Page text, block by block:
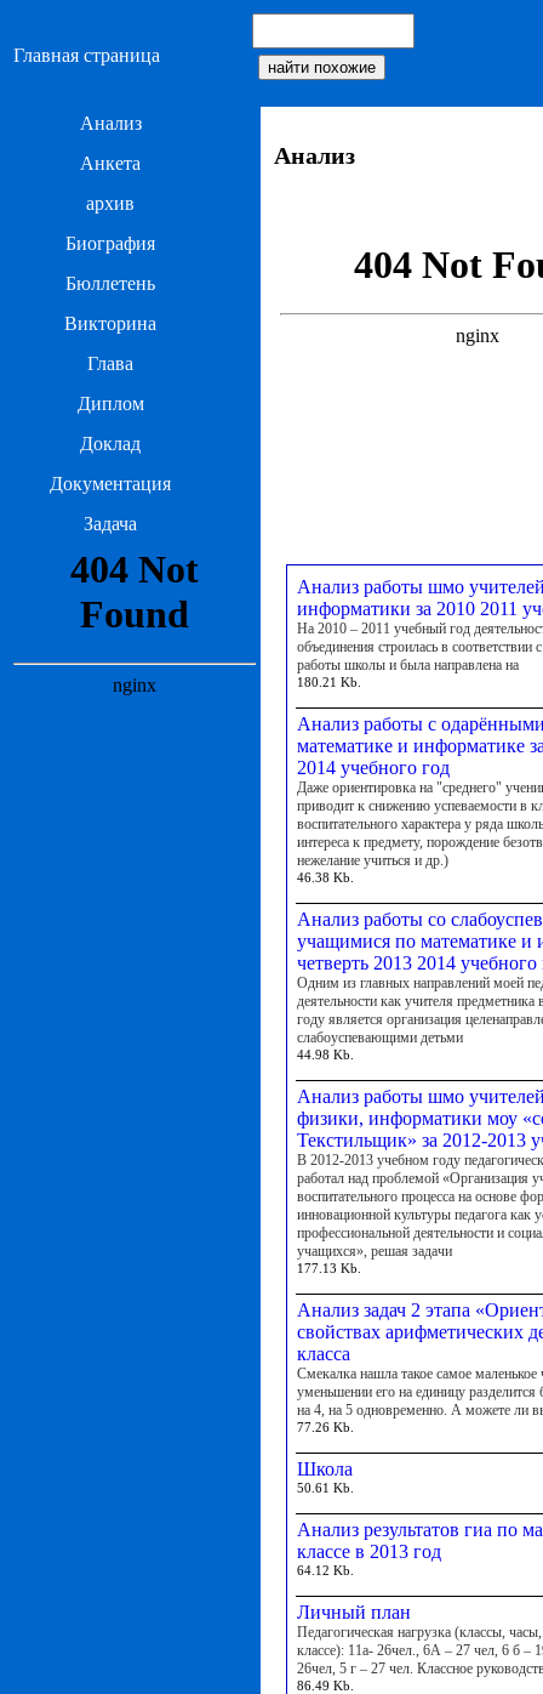
Главная страница
Анализ
Анкета
архив
Биография
Бюллетень
Викторина
Глава
Диплом
Доклад
Документация
Задача
Анализ
Анализ работы шмо
информатики за 2010 2011
На 2010 – 2011 учебный год
объединения строилась в соответствии
работы школы и была направлена на
180.21 Kb.
Анализ работы с
математике и информатике
2014 учебного год
Даже ориентировка на "среднего"
приводит к снижению успеваемости в
воспитательного характера у ряда
интереса к предмету, порождение
нежелание учиться и др.)
46.38 Kb.
Анализ работы со
учащимися по математике и
четверть 2013 2014 учебного
Одним из главных направлений моей
деятельности как учителя
году является организация
слабоуспевающими детьми
44.98 Kb.
Анализ работы шмо
физики, информатики моу
Текстильщик» за 2012-2013
В 2012-2013 учебном году
работал над проблемой «Организация
воспитательного процесса на основе
инновационной культуры педагога как
профессиональной деятельности и
учащихся», решая задачи
177.13 Kb.
Анализ задач 2 этапа
свойствах арифметических
класса
Смекалка нашла такое самое маленькое
уменьшении его на единицу разделится
на 4, на 5 одновременно. А можете ли
77.26 Kb.
Школа
50.61 Kb.
Анализ результатов гиа по
классе в 2013 год
64.12 Kb.
Личный план
Педагогическая нагрузка (классы,
классе): 11а- 26чел., 6А – 27 чел, 6 б –
26чел, 5 г – 27 чел. Классное
86.49 Kb.